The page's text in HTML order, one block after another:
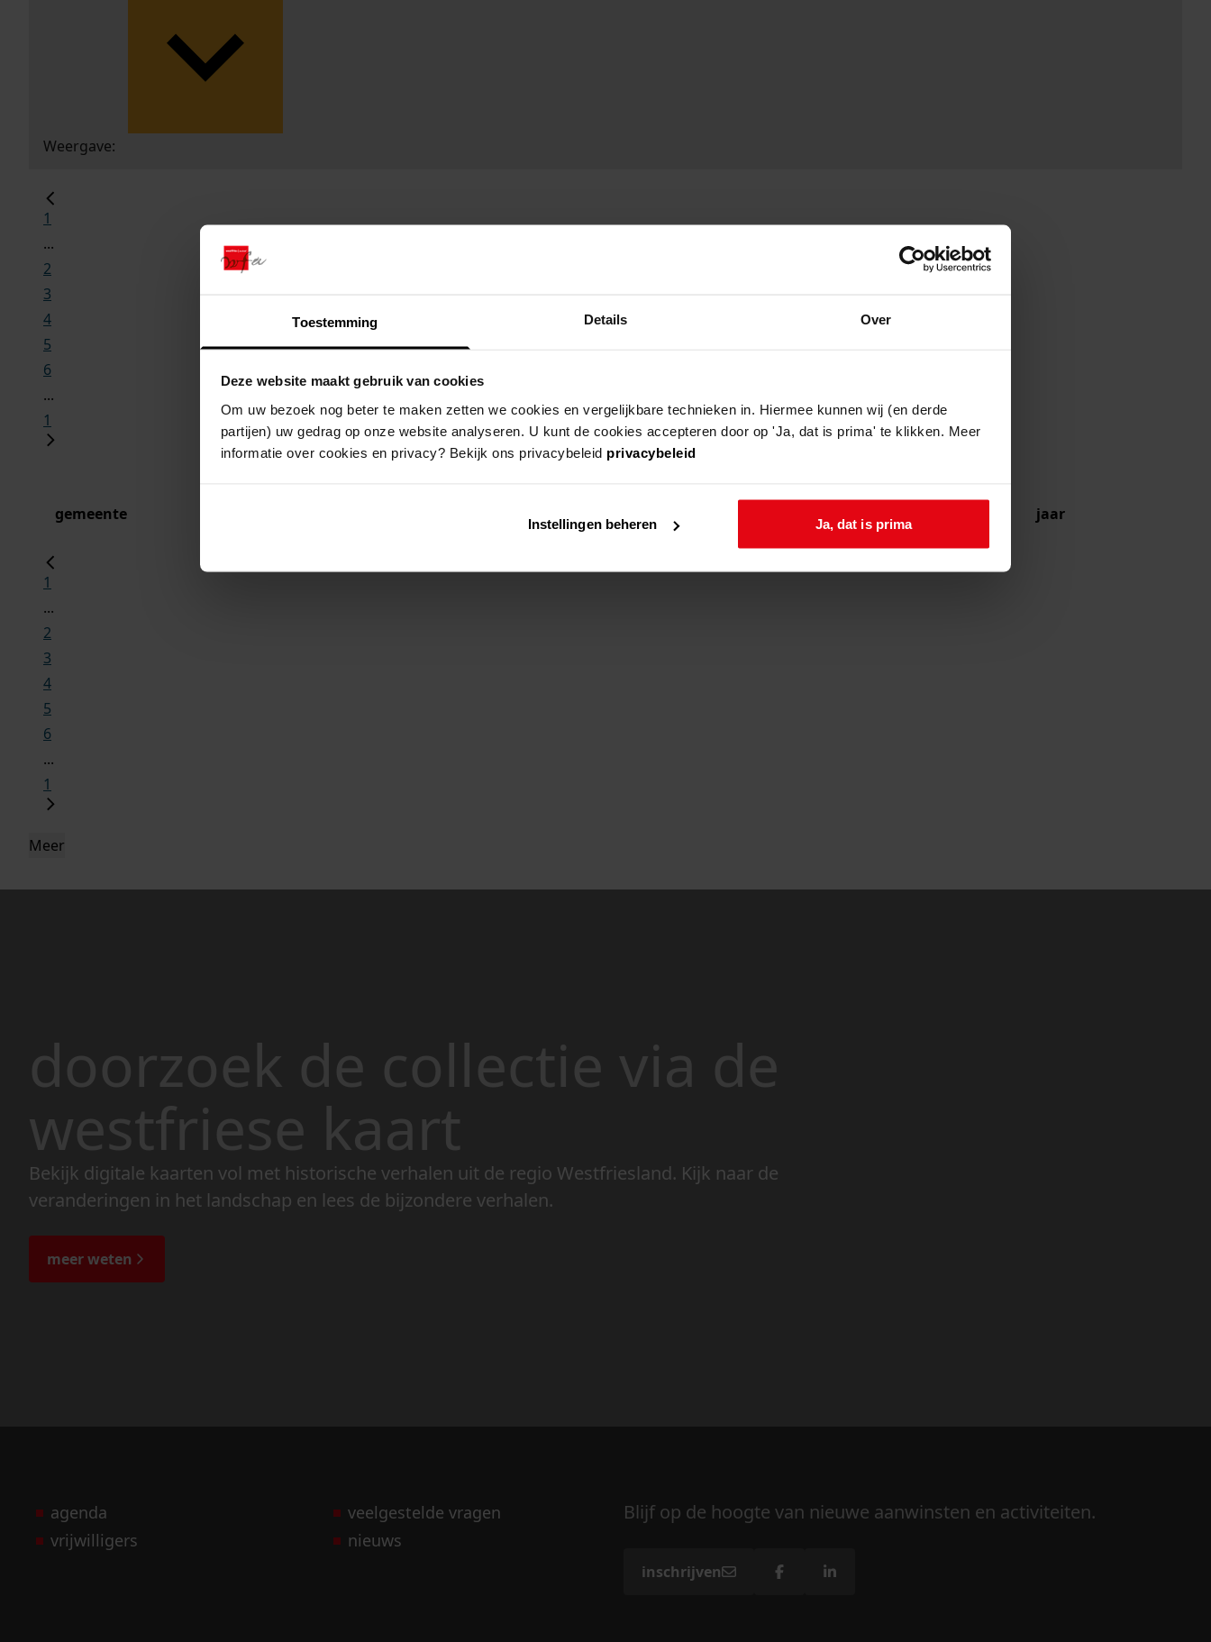
Toestemming Details Over
Deze website maakt gebruik van cookies
Om uw bezoek nog beter te maken zetten we cookies en vergelijkbare technieken in. Hiermee kunnen wij (en derde
partijen) uw gedrag op onze website analyseren. U kunt de cookies accepteren door op 'Ja, dat is prima' te klikken. Meer
informatie over cookies en privacy? Bekijk ons privacybeleid privacybeleid
Instellingen beheren Ja, dat is prima
Weergave:
1
...
2
3
4
5
6
...
1
gemeente jaar
1
...
2
3
4
5
6
...
1
Meer
doorzoek de collectie via de
westfriese kaart
Bekijk digitale kaarten vol met historische verhalen uit de regio Westfriesland. Kijk naar de
veranderingen in het landschap en lees de bijzondere verhalen.
meer weten
agenda
vrijwilligers
veelgestelde vragen
nieuws
Blijf op de hoogte van nieuwe aanwinsten en activiteiten.
inschrijven